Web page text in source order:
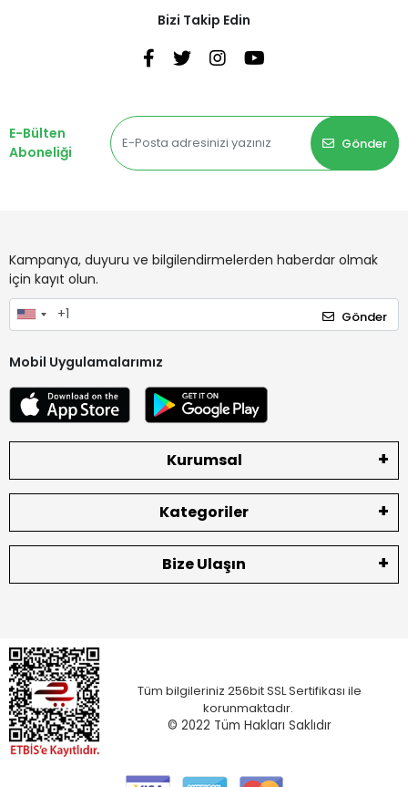
Bizi Takip Edin
E-Bülten
Aboneliği
Gönder
Kampanya, duyuru ve bilgilendirmelerden haberdar olmak
için kayıt olun.
Gönder
Mobil Uygulamalarımız
Kurumsal
Kategoriler
Bize Ulaşın
Tüm bilgileriniz 256bit SSL Sertifikası ile
korunmaktadır.
© 2022 Tüm Hakları Saklıdır